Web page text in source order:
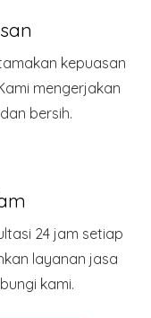
kepuasan
mengerjakan
bersih.
24 jam setiap
layanan jasa
kami.